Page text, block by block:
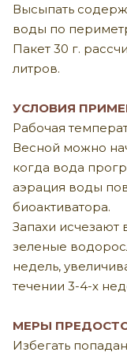
Высыпать
воды по
Пакет 30 г.
литров.
УСЛОВИЯ
Рабочая
Весной можно
когда вода
аэрация воды
биоактиватора.
Запахи исчезают
зеленые
недель,
течении 3-4-х
МЕРЫ
Избегать